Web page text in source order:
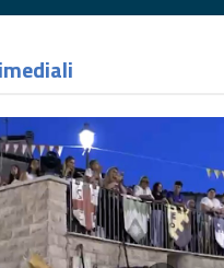
Le comunichiamo
non si possa risalire
per i soli fini di